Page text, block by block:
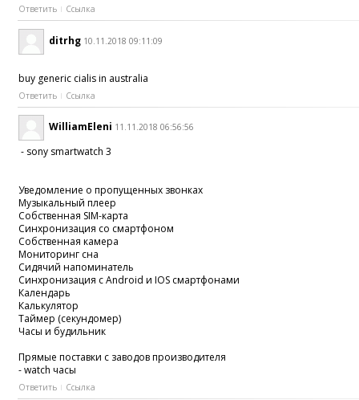
Ответить Ссылка
ditrhg 10.11.2018 09:11:09
buy generic cialis in australia
Ответить Ссылка
WilliamEleni 11.11.2018 06:56:56
- sony smartwatch 3
Уведомление о пропущенных звонках
Музыкальный плеер
Собственная SIM-карта
Синхронизация со смартфоном
Собственная камера
Мониторинг сна
Сидячий напоминатель
Синхронизация с Android и IOS смартфонами
Календарь
Калькулятор
Таймер (секундомер)
Часы и будильник
Прямые поставки с заводов производителя
- watch часы
Ответить Ссылка